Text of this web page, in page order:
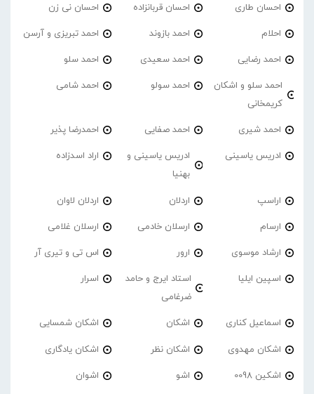
احسان طاری احسان قربانزاده احسان نی زن
احلام احمد بازوند احمد تبریزی و آرسن
احمد‌ رضایی احمد سعیدی احمد سلو
احمد سلو و اشکان
کریمخانی
احمد سولو احمد شامی
احمد شیری احمد صفایی احمدرضا پذیر
ادریس یاسینی
ادریس یاسینی و
بهنیا
اراد اسدزاده
اراسپ اردلان اردلان لاوان
ارسام ارسلان خادمی ارسلان غلامی
ارشاد موسوی ارور اس تی و تیری آر
اسپین ایلیا
استاد ایرج و حامد
ضرغامی
اسرار
اسماعیل کناری اشکان اشکان شمسایی
اشکان مهدوی اشکان نظر اشکان یادگاری
اشکین 0098 اشو اشوان